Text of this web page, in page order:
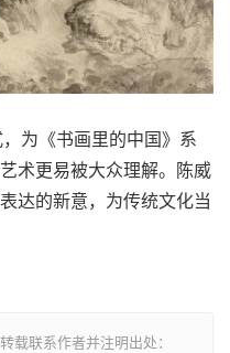
，为《书画里的中国》系
术更易被大众理解。陈威
达的新意，为传统文化当
载联系作者并注明出处：